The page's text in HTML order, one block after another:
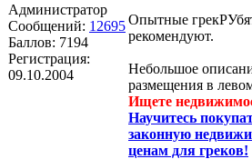
Администратор
Сообщений: 12695
Баллов: 7194
Регистрация:
09.10.2004
Опытные
рекомендуют.
Небольшое
размещения в
Ищете
Научитесь
законную
ценам для греков!